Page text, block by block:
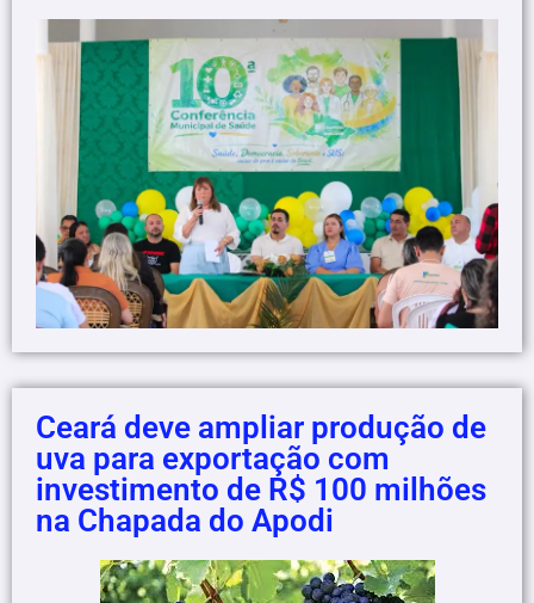
Ceará deve ampliar produção de
uva para exportação com
investimento de R$ 100 milhões
na Chapada do Apodi